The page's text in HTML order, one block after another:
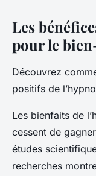
Les
pour le
Découvrez
positifs de
Les bienfaits de
cessent de
études
recherches